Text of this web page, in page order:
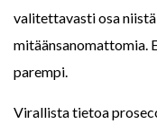
valitettavasti osa
mitäänsanomattomia.
parempi.
Virallista tietoa